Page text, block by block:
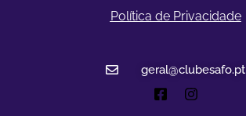
Política de Privacidade
geral@clubesafo.pt